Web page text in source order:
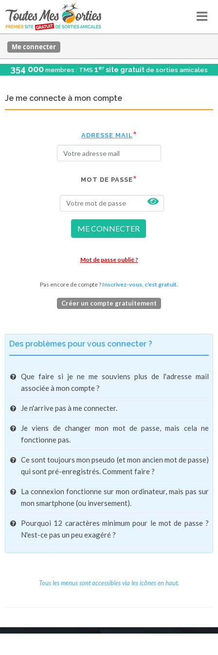
Me connecter
354 000 membres : TMS 1er site gratuit de sorties amicales
Je me connecte à mon compte
ADRESSE MAIL
MOT DE PASSE
ME CONNECTER
Mot de passe oublié ?
Pas encore de compte ? Inscrivez-vous, c'est gratuit.
Créer un compte gratuitement
Des problèmes pour vous connecter ?
Que faire si je ne me souviens plus de l'adresse mail
associée à mon compte ?
Je n'arrive pas à me connecter.
Je viens de changer mon mot de passe, mais cela ne
fonctionne pas.
Ce sont toujours mon pseudo (et mon ancien mot de passe)
qui sont pré-enregistrés. Comment faire ?
La connexion fonctionne sur mon ordinateur, mais pas sur
mon smartphone (ou inversement).
Pourquoi 12 caractères minimum pour le mot de passe ?
N'est-ce pas un peu exagéré ?
Tous les menus sont accessibles via les icônes en haut.